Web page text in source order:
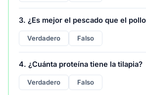
3. ¿Es mejor el pescado que el
Verdadero Falso
4. ¿Cuánta proteína tiene la tilapia?
Verdadero Falso